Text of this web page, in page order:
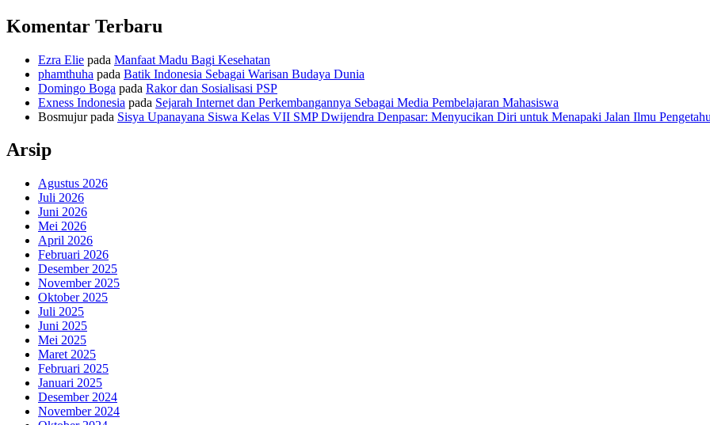
Komentar Terbaru
Ezra Elie pada Manfaat Madu Bagi Kesehatan
phamthuha pada Batik Indonesia Sebagai Warisan Budaya Dunia
Domingo Boga pada Rakor dan Sosialisasi PSP
Exness Indonesia pada Sejarah Internet dan Perkembangannya Sebagai Media Pembelajaran Mahasiswa
Bosmujurpada Sisya Upanayana Siswa Kelas VII SMP Dwijendra Denpasar: Menyucikan Diri untuk Menapaki Jalan Ilmu
Arsip
Agustus 2026
Juli 2026
Juni 2026
Mei 2026
April 2026
Februari 2026
Desember 2025
November 2025
Oktober 2025
Juli 2025
Juni 2025
Mei 2025
Maret 2025
Februari 2025
Januari 2025
Desember 2024
November 2024